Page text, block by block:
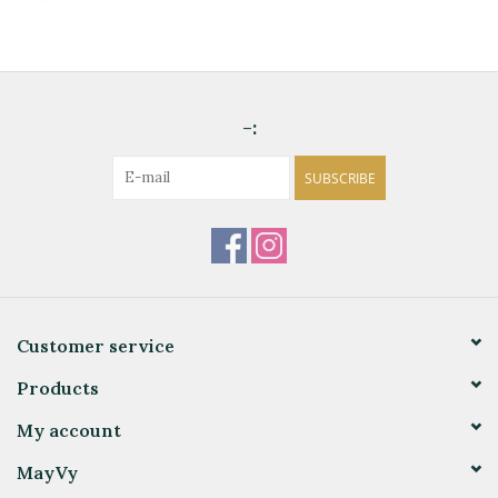
-:
SUBSCRIBE
Customer service
Products
My account
MayVy